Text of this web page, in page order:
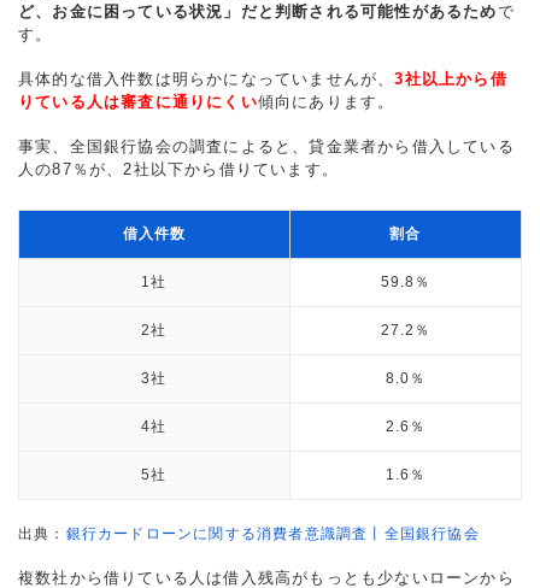
ど、お金に困っている状況」だと判断される可能性があるためで
す。
具体的な借入件数は明らかになっていませんが、3社以上から借
りている人は審査に通りにくい傾向にあります。
事実、全国銀行協会の調査によると、貸金業者から借入している
人の87％が、2社以下から借りています。
借入件数 割合
1社 59.8％
2社 27.2％
3社 8.0％
4社 2.6％
5社 1.6％
出典： 銀行カードローンに関する消費者意識調査丨全国銀行協会
複数社から借りている人は借入残高がもっとも少ないローンから